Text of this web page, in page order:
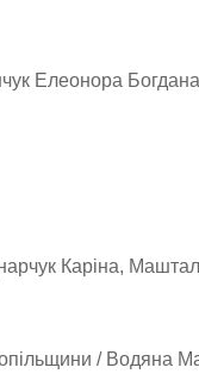
Елеонора
Каріна,
/ Водяна